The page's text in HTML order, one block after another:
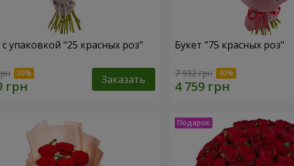
с упаковкой "25 красных роз"
Заказать
Букет "75 красных роз"
7 932 грн